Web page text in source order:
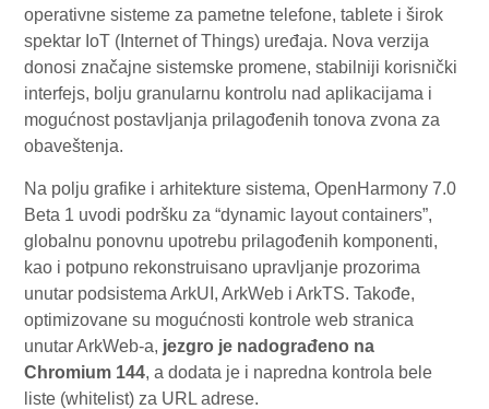
operativne sisteme za pametne telefone, tablete i širok
spektar IoT (Internet of Things) uređaja. Nova verzija
donosi značajne sistemske promene, stabilniji korisnički
interfejs, bolju granularnu kontrolu nad aplikacijama i
mogućnost postavljanja prilagođenih tonova zvona za
obaveštenja.
Na polju grafike i arhitekture sistema, OpenHarmony 7.0
Beta 1 uvodi podršku za “dynamic layout containers”,
globalnu ponovnu upotrebu prilagođenih komponenti,
kao i potpuno rekonstruisano upravljanje prozorima
unutar podsistema ArkUI, ArkWeb i ArkTS. Takođe,
optimizovane su mogućnosti kontrole web stranica
unutar ArkWeb-a, jezgro je nadograđeno na
Chromium 144, a dodata je i napredna kontrola bele
liste (whitelist) za URL adrese.